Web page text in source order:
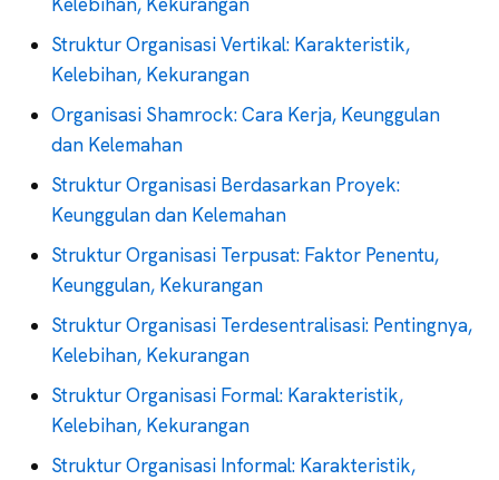
Struktur Organisasi Vertikal: Karakteristik,
Kelebihan, Kekurangan
Organisasi Shamrock: Cara Kerja, Keunggulan
dan Kelemahan
Struktur Organisasi Berdasarkan Proyek:
Keunggulan dan Kelemahan
Struktur Organisasi Terpusat: Faktor Penentu,
Keunggulan, Kekurangan
Struktur Organisasi Terdesentralisasi: Pentingnya,
Kelebihan, Kekurangan
Struktur Organisasi Formal: Karakteristik,
Kelebihan, Kekurangan
Struktur Organisasi Informal: Karakteristik,